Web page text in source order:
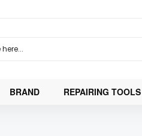
BRAND REPAIRING TOOLS